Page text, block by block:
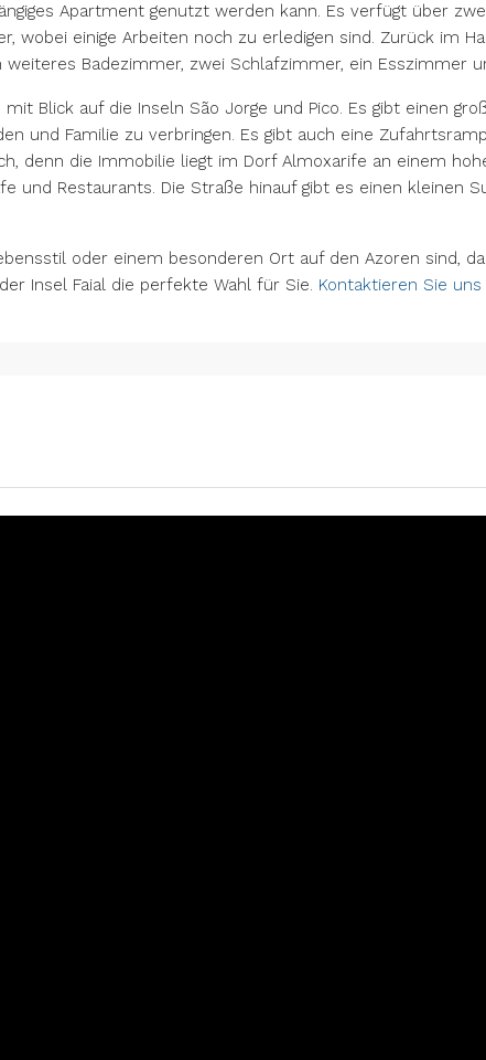
Apartment genutzt werden kann. Es verfügt über
wobei einige Arbeiten noch zu erledigen sind. Zurück im
Badezimmer, zwei Schlafzimmer, ein Esszimmer
Blick auf die Inseln São Jorge und Pico. Es gibt einen
und Familie zu verbringen. Es gibt auch eine
denn die Immobilie liegt im Dorf Almoxarife an einem
und Restaurants. Die Straße hinauf gibt es einen kleinen
oder einem besonderen Ort auf den Azoren sind,
Insel Faial die perfekte Wahl für Sie. Kontaktieren Sie